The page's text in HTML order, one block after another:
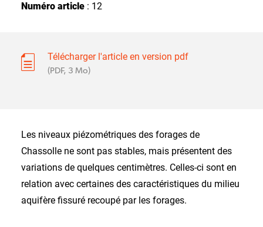
Numéro article : 12
Télécharger l'article en version pdf
(PDF, 3 Mo)
Les niveaux piézométriques des forages de
Chassolle ne sont pas stables, mais présentent des
variations de quelques centimètres. Celles-ci sont en
relation avec certaines des caractéristiques du milieu
aquifère fissuré recoupé par les forages.